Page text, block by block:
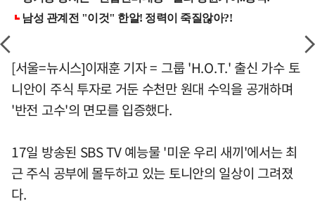
[서울=뉴시스]이재훈 기자 = 그룹 'H.O.T.' 출신 가수 토
니안이 주식 투자로 거둔 수천만 원대 수익을 공개하며
'반전 고수'의 면모를 입증했다.
17일 방송된 SBS TV 예능물 '미운 우리 새끼'에서는 최
근 주식 공부에 몰두하고 있는 토니안의 일상이 그려졌
다.